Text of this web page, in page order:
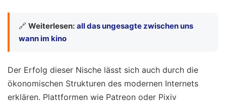
🔗 Weiterlesen: all das ungesagte zwischen uns
wann im kino
Der Erfolg dieser Nische lässt sich auch durch die
ökonomischen Strukturen des modernen Internets
erklären. Plattformen wie Patreon oder Pixiv